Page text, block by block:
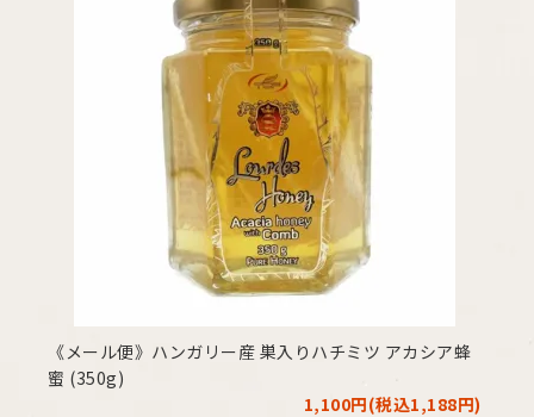
《メール便》ハンガリー産 巣入りハチミツ アカシア蜂
蜜 (350g)
1,100円(税込1,188円)